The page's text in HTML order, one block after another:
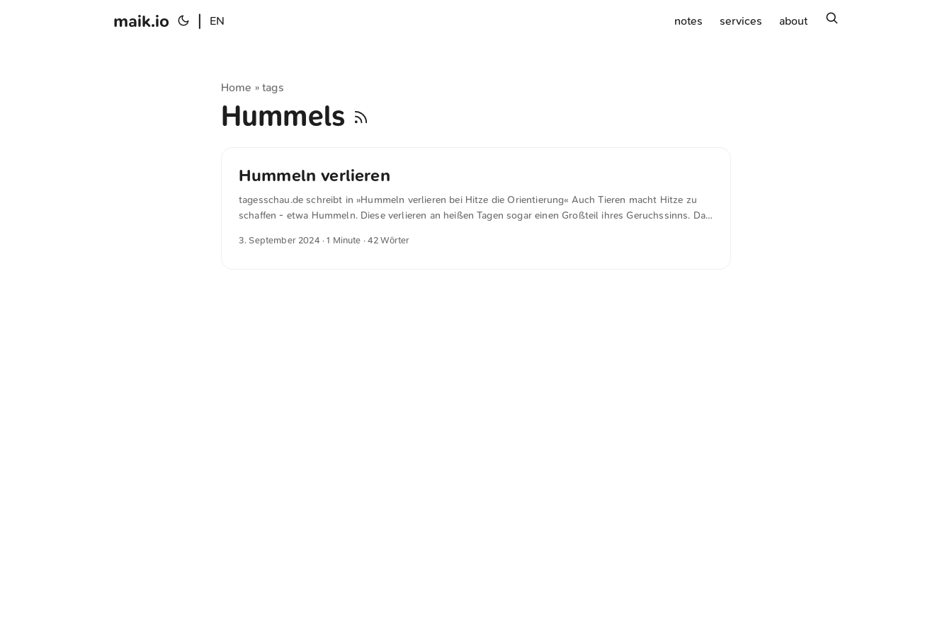
maik.io EN notes services about
Home »tags
Hummels
Hummeln verlieren
tagesschau.de schreibt in »Hummeln verlieren bei Hitze die Orientierung« Auch Tieren macht Hitze zu
schaffen - etwa Hummeln. Diese verlieren an heißen Tagen sogar einen Großteil ihres Geruchssinns. Das
3. September 2024 · 1 Minute · 42 Wörter